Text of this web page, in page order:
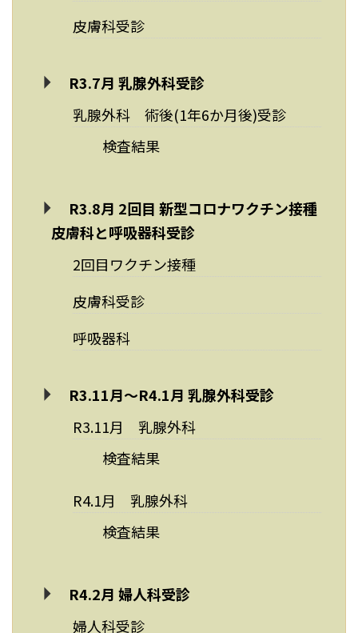
皮膚科受診
R3.7月 乳腺外科受診
乳腺外科 術後(1年6か月後)受診
検査結果
R3.8月 2回目 新型コロナワクチン接種
皮膚科と呼吸器科受診
2回目ワクチン接種
皮膚科受診
呼吸器科
R3.11月～R4.1月 乳腺外科受診
R3.11月 乳腺外科
検査結果
R4.1月 乳腺外科
検査結果
R4.2月 婦人科受診
婦人科受診